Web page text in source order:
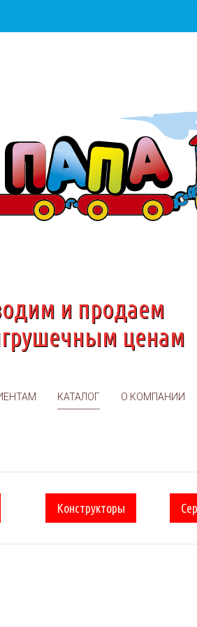
и продаем
ценам
КАТАЛОГ О КОМПАНИИ
Конструкторы